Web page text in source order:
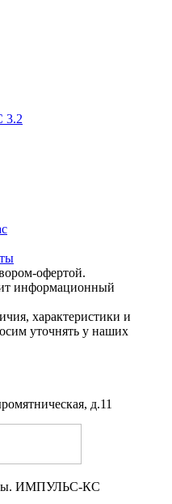
3.2
офертой.
информационный
характеристики и
уточнять у наших
д.11
ИМПУЛЬС-КС